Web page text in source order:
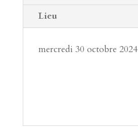
Lieu
mercredi 30 octobre 2024